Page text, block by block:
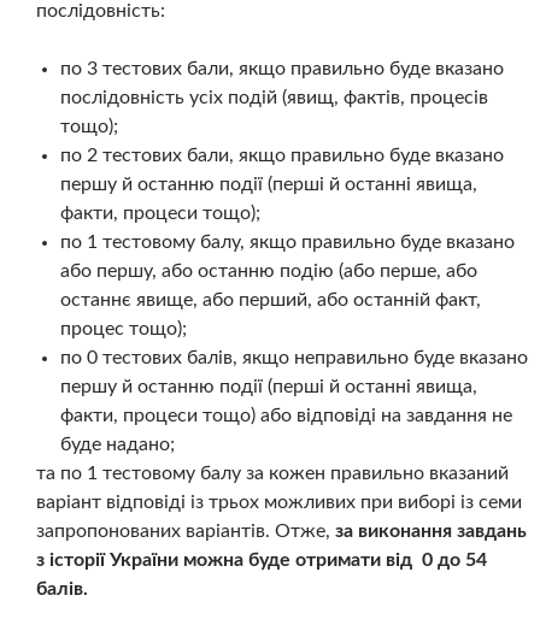
послідовність:
по 3 тестових бали, якщо правильно буде вказано
послідовність усіх подій (явищ, фактів, процесів
тощо);
по 2 тестових бали, якщо правильно буде вказано
першу й останню події (перші й останні явища,
факти, процеси тощо);
по 1 тестовому балу, якщо правильно буде вказано
або першу, або останню подію (або перше, або
останнє явище, або перший, або останній факт,
процес тощо);
по 0 тестових балів, якщо неправильно буде вказано
першу й останню події (перші й останні явища,
факти, процеси тощо) або відповіді на завдання не
буде надано;
та по 1 тестовому балу за кожен правильно вказаний
варіант відповіді із трьох можливих при виборі із семи
запропонованих варіантів. Отже, за виконання завдань
з історії України можна буде отримати від 0 до 54
балів.